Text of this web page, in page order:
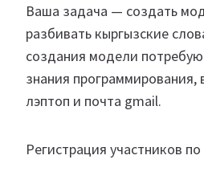
Ваша задача — создать
разбивать кыргызские
создания модели
знания программирования,
лэптоп и почта gmail.
Регистрация участников по